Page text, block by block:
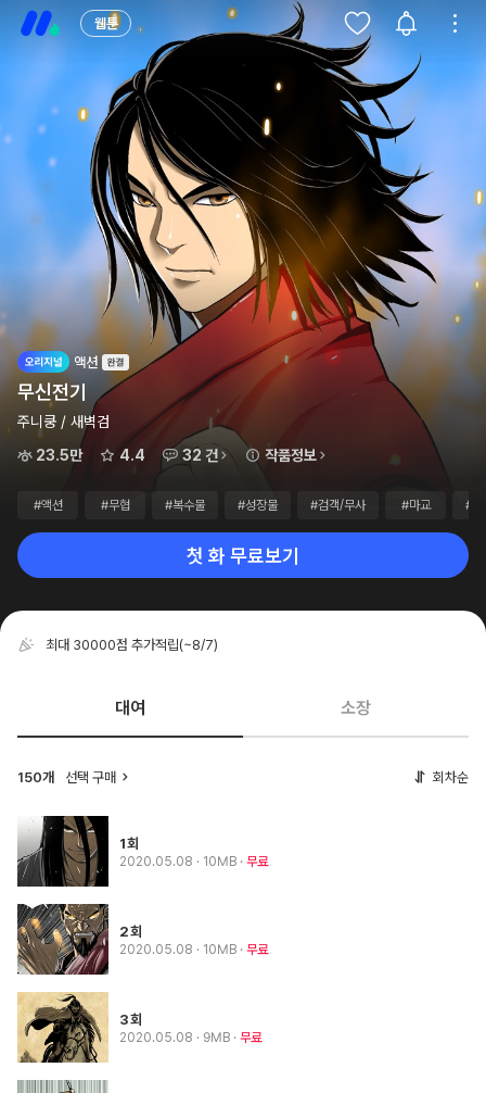
웹툰
액션
무신전기
주니쿵 / 새벽검
23.5만
4.4 32 건 작품정보
#액션 #무협 #복수물 #성장물 #검객/무사 #마교 #먼
첫 화 무료보기
최대 30000점 추가적립(~8/7)
대여 소장
150개 선택 구매 회차순
1회
2020.05.08 · 10MB 무료
2회
2020.05.08 · 10MB 무료
3회
2020.05.08 · 9MB 무료